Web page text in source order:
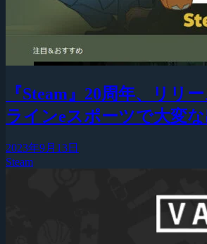
『Steam』20周年、リリ
ラインeスポーツで大変
2023年9月13日
Steam